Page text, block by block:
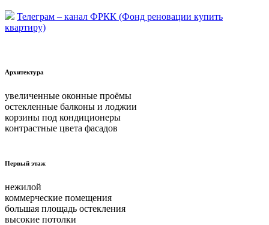
Телеграм – канал ФРКК (Фонд реновации купить
квартиру)
Архитектура
увеличенные оконные проёмы
остекленные балконы и лоджии
корзины под кондиционеры
контрастные цвета фасадов
Первый этаж
нежилой
коммерческие помещения
большая площадь остекления
высокие потолки